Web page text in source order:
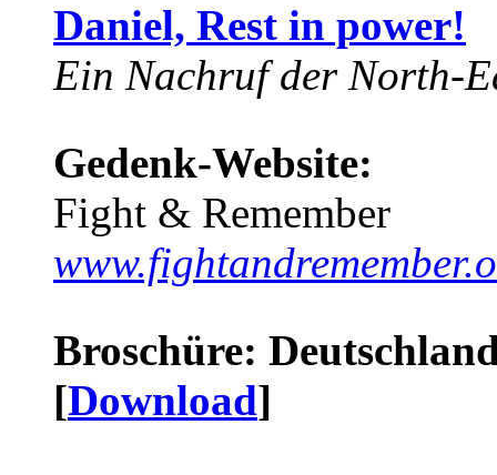
Daniel, Rest in power!
Ein Nachruf der North-
Gedenk-Website:
Fight & Remember
Broschüre:
[Download]